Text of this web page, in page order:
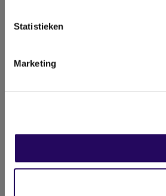
Statistieken
Marketing